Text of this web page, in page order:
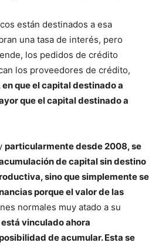
están destinados a esa
una tasa de interés, pero
los pedidos de crédito
los proveedores de crédito,
que el capital destinado a
que el capital destinado a
particularmente desde 2008, se
de capital sin destino
sino que simplemente se
porque el valor de las
normales muy atado a su
está vinculado ahora
de acumular. Esta se